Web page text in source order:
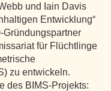
und Iain Davis
Entwicklung“
Gründungspartner
für Flüchtlinge
zu entwickeln.
des BIMS-Projekts: